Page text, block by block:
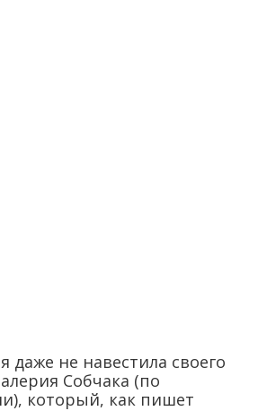
даже не навестила своего
Собчака (по
который, как пишет